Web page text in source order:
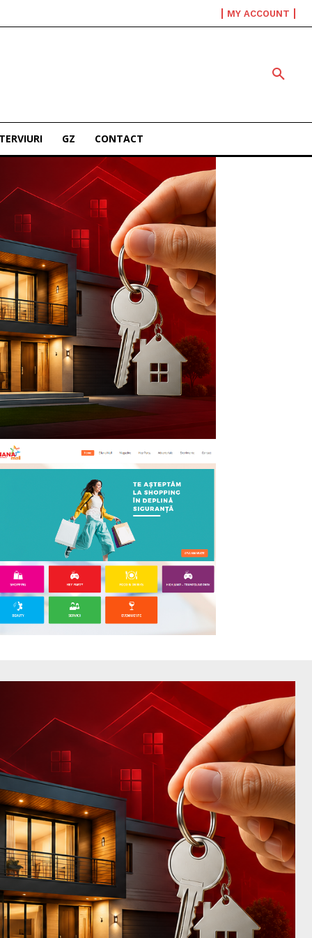
MY ACCOUNT
GZ CONTACT